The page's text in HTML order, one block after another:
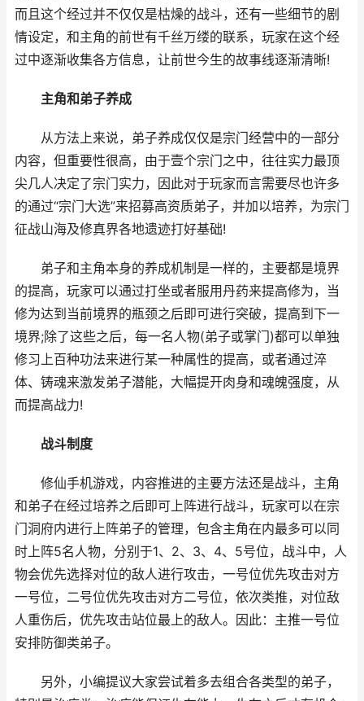
而且这个经过并不仅仅是枯燥的战斗，还有一些细节的剧
情设定，和主角的前世有千丝万缕的联系，玩家在这个经
过中逐渐收集各方信息，让前世今生的故事线逐渐清晰!
主角和弟子养成
从方法上来说，弟子养成仅仅是宗门经营中的一部分
内容，但重要性很高，由于壹个宗门之中，往往实力最顶
尖几人决定了宗门实力，因此对于玩家而言需要尽也许多
的通过“宗门大选”来招募高资质弟子，并加以培养，为宗门
征战山海及修真界各地遗迹打好基础!
弟子和主角本身的养成机制是一样的，主要都是境界
的提高，玩家可以通过打坐或者服用丹药来提高修为，当
修为达到当前境界的瓶颈之后即可进行突破，提高到下一
境界;除了这些之后，每一名人物(弟子或掌门)都可以单独
修习上百种功法来进行某一种属性的提高，或者通过淬
体、铸魂来激发弟子潜能，大幅提开肉身和魂魄强度，从
而提高战力!
战斗制度
修仙手机游戏，内容推进的主要方法还是战斗，主角
和弟子在经过培养之后即可上阵进行战斗，玩家可以在宗
门洞府内进行上阵弟子的管理，包含主角在内最多可以同
时上阵5名人物，分别于1、2、3、4、5号位，战斗中，人
物会优先选择对位的敌人进行攻击，一号位优先攻击对方
一号位，二号位优先攻击对方二号位，依次类推，对位敌
人重伤后，优先攻击站位最上的敌人。因此：主推一号位
安排防御类弟子。
另外，小编提议大家尝试着多去组合各类型的弟子，